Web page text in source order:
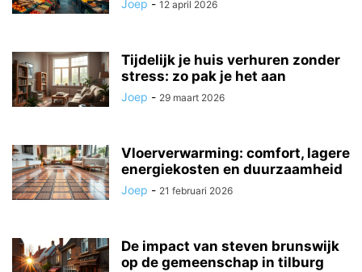
Joep - 12 april 2026
Tijdelijk je huis verhuren zonder
stress: zo pak je het aan
Joep - 29 maart 2026
Vloerverwarming: comfort, lagere
energiekosten en duurzaamheid
Joep - 21 februari 2026
De impact van steven brunswijk
op de gemeenschap in tilburg